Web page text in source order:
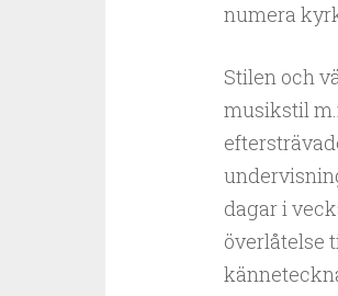
numera
Stilen och
musikstil
dagar i
överlåtelse